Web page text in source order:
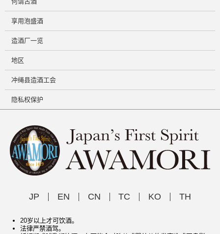
享用泡盛酒
造酒厂一览
地区
冲绳县造酒工会
隐私权保护
JP EN CN TC KO TH
20岁以上才可饮酒。
法律严禁酒驾。